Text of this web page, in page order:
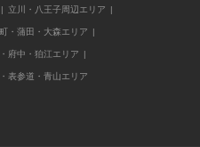
立川・八王子周辺エリア
・蒲田・大森エリア
府中・狛江エリア
表参道・青山エリア